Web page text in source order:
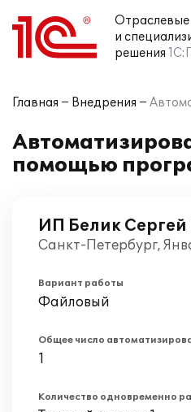
Отраслевые
и
решения
Главная Внедрения
помощью
ИП Белик Сергей
Санкт-Петербург,
Вариант работы
Файловый
Общее число
1
Количество одновременно